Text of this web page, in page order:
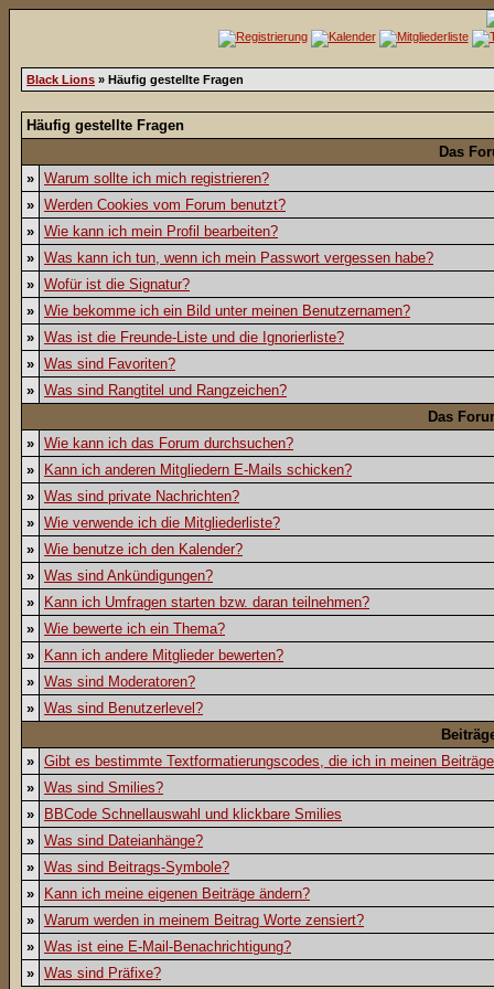
Black Lions » Häufig gestellte Fragen
Häufig gestellte Fragen
Das
» Warum sollte ich mich registrieren?
» Werden Cookies vom Forum benutzt?
» Wie kann ich mein Profil bearbeiten?
» Was kann ich tun, wenn ich mein Passwort vergessen habe?
» Wofür ist die Signatur?
» Wie bekomme ich ein Bild unter meinen Benutzernamen?
» Was ist die Freunde-Liste und die Ignorierliste?
» Was sind Favoriten?
» Was sind Rangtitel und Rangzeichen?
Das
» Wie kann ich das Forum durchsuchen?
»
Kann ich anderen Mitgliedern E-Mails schicken?
» Was sind private Nachrichten?
» Wie verwende ich die Mitgliederliste?
» Wie benutze ich den Kalender?
» Was sind Ankündigungen?
»
Kann ich Umfragen starten bzw. daran teilnehmen?
» Wie bewerte ich ein Thema?
»
Kann ich andere Mitglieder bewerten?
» Was sind Moderatoren?
» Was sind Benutzerlevel?
» Gibt es bestimmte Textformatierungscodes, die ich in meinen
» Was sind Smilies?
»
BBCode Schnellauswahl und klickbare Smilies
» Was sind Dateianhänge?
» Was sind Beitrags-Symbole?
»
Kann ich meine eigenen Beiträge ändern?
» Warum werden in meinem Beitrag Worte zensiert?
» Was ist eine E-Mail-Benachrichtigung?
» Was sind Präfixe?